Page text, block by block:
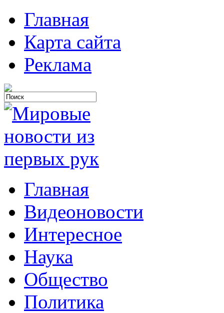
Главная
Карта сайта
Реклама
Главная
Видеоновости
Интересное
Наука
Общество
Политика